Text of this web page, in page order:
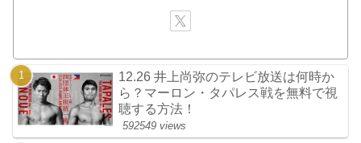
12.26 井上尚弥のテレビ放送は何時か
ら？マーロン・タパレス戦を無料で視
聴する方法！
592549 views